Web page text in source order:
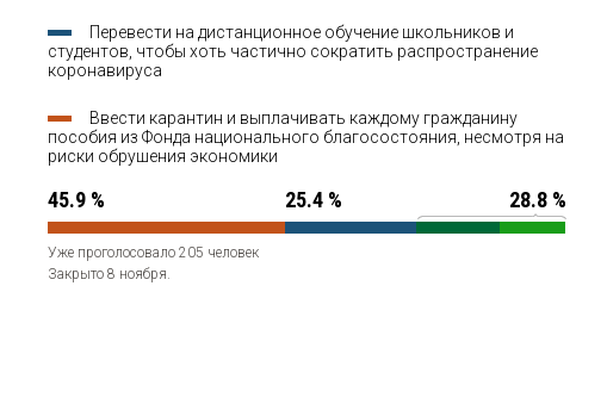
Перевести на дистанционное обучение школьников и
студентов, чтобы хоть частично сократить распространение
коронавируса
Ввести карантин и выплачивать каждому гражданину
пособия из Фонда национального благосостояния, несмотря на
риски обрушения экономики
45.9 % 25.4 % 28.8 %
Уже проголосовало 205 человек
Закрыто 8 ноября.